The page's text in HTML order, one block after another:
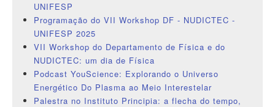
UNIFESP
Programação do VII Workshop DF - NUDICTEC -
UNIFESP 2025
VII Workshop do Departamento de Física e do
NUDICTEC: um dia de Física
Podcast YouScience: Explorando o Universo
Energético Do Plasma ao Meio Interestelar
Palestra no Instituto Principia: a flecha do tempo,